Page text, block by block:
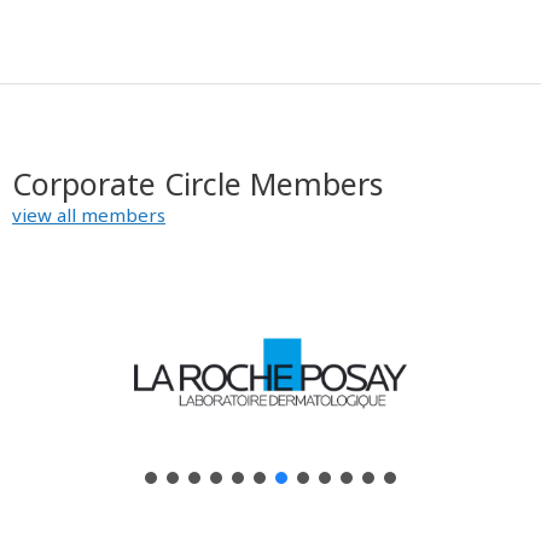
Corporate Circle Members
view all members